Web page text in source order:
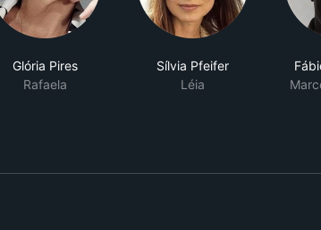
Glória Pires
Rafaela
Sílvia Pfeifer
Léia